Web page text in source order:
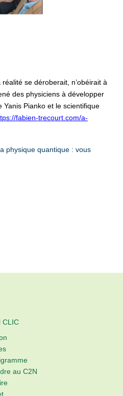
réalité se déroberait, n’obéirait à
des physiciens à développer
Pianko et le scientifique
fabien-trecourt.com/a-
physique quantique : vous
CLIC
au C2N